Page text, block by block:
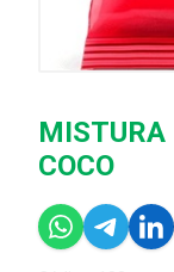
MISTURA
COCO